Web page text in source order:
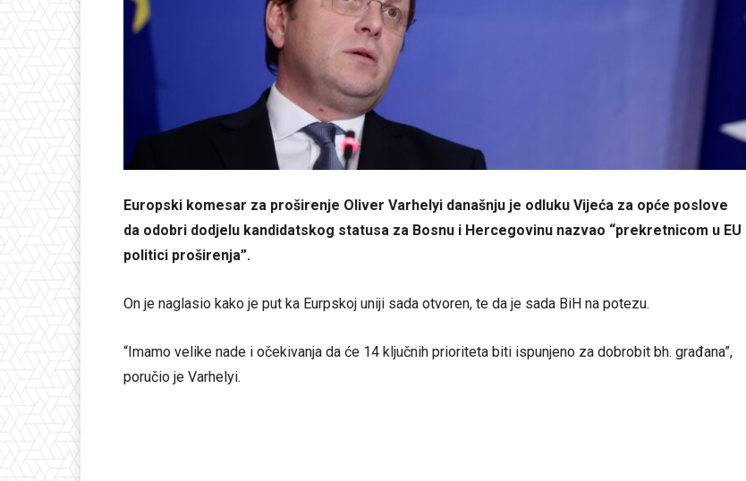
Europski komesar za proširenje Oliver Varhelyi današnju je odluku Vijeća za opće poslove
da odobri dodjelu kandidatskog statusa za Bosnu i Hercegovinu nazvao “prekretnicom u EU
politici proširenja”.
On je naglasio kako je put ka Eurpskoj uniji sada otvoren, te da je sada BiH na potezu.
“Imamo velike nade i očekivanja da će 14 ključnih prioriteta biti ispunjeno za dobrobit bh. građana”,
poručio je Varhelyi.